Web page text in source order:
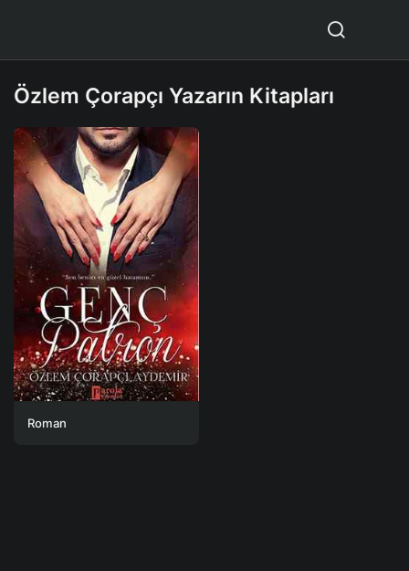
Özlem Çorapçı Yazarın Kitapları
Roman